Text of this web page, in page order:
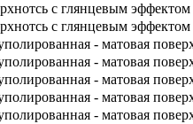
с глянцевым эффектом
с глянцевым эффектом
- матовая
- матовая
- матовая
- матовая
- матовая